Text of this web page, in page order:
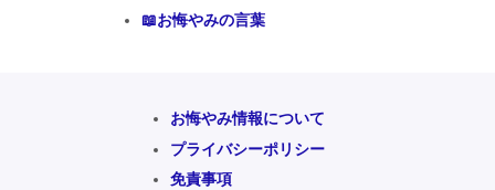
📖お悔やみの言葉
お悔やみ情報について
プライバシーポリシー
免責事項